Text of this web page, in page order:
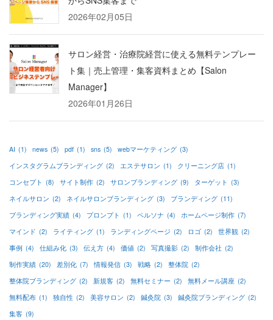
2026年02月05日
サロン経営・治療院経営に使える無料テンプレー
ト集｜売上管理・集客資料まとめ【Salon
Manager】
2026年01月26日
AI (1) news (5) pdf (1) sns (5) webマーケティング (3)
インスタグラムブランディング (2) エステサロン (1) クリーニング店 (1)
コンセプト (8) サイト制作 (2) サロンブランディング (9) ターゲット (3)
ネイルサロン (2) ネイルサロンブランディング (3) ブランディング (11)
ブランディング実績 (4) プロンプト (1) ペルソナ (4) ホームページ制作 (7)
マインド (2) ライティング (1) ランディングページ (2) ロゴ (2) 世界観 (2)
事例 (4) 仕組み化 (3) 伝え方 (4) 価値 (2) 写真撮影 (2) 制作会社 (2)
制作実績 (20) 差別化 (7) 情報発信 (3) 戦略 (2) 整体院 (2)
整体院ブランディング (2) 新規客 (2) 無料セミナー (2) 無料メール講座 (2)
無料配布 (1) 独自性 (2) 美容サロン (2) 鍼灸院 (3) 鍼灸院ブランディング (2)
集客 (9)